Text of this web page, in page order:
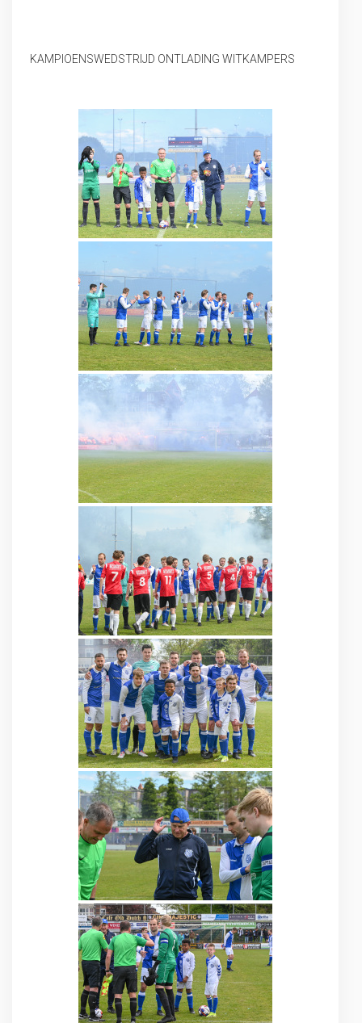
KAMPIOENSWEDSTRIJD ONTLADING WITKAMPERS